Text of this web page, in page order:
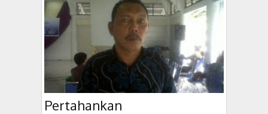
Pertahankan